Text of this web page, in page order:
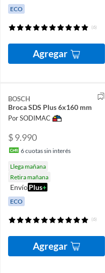
ECO
(6)
Agregar
BOSCH
Broca SDS Plus 6x160 mm
Por SODIMAC
$ 9.990
6cuotas sin interés
Llega mañana
Retira mañana
EnvíoPlus+
ECO
(6)
Agregar